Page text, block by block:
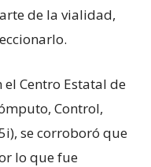
de la vialidad,
Centro Estatal de
Control,
se corroboró que
lo que fue